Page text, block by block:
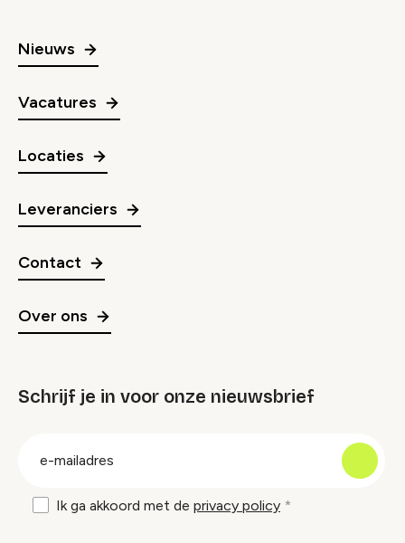
Nieuws
Vacatures
Locaties
Leveranciers
Contact
Over ons
Schrijf je in voor onze nieuwsbrief
Ik ga akkoord met de privacy policy